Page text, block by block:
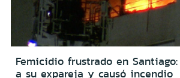
Femicidio frustrado en
a su expareja y causó incendio